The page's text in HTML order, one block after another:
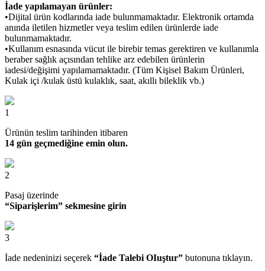
İade yapılamayan ürünler:
•Dijital ürün kodlarında iade bulunmamaktadır. Elektronik ortamda
anında iletilen hizmetler veya teslim edilen ürünlerde iade
bulunmamaktadır.
•Kullanım esnasında vücut ile birebir temas gerektiren ve kullanımla
beraber sağlık açısından tehlike arz edebilen ürünlerin
iadesi/değişimi yapılamamaktadır. (Tüm Kişisel Bakım Ürünleri,
Kulak içi /kulak üstü kulaklık, saat, akıllı bileklik vb.)
1
Ürünün teslim tarihinden itibaren
14 gün geçmediğine emin olun.
2
Pasaj üzerinde
“Siparişlerim” sekmesine girin
3
İade nedeninizi seçerek “İade Talebi OIuştur” butonuna tıklayın.